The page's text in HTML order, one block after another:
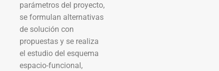
parámetros del proyecto,
se formulan alternativas
de solución con
propuestas y se realiza
el estudio del esquema
espacio-funcional,